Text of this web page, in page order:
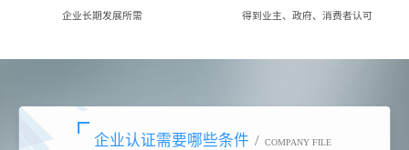
企业长期发展所需 得到业主、政府、消费者认可
企业认证需要哪些条件 / COMPANY FILE